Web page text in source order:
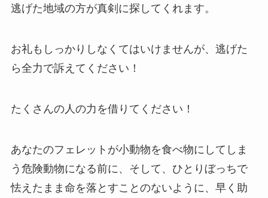
逃げた地域の方が真剣に探してくれます。
お礼もしっかりしなくてはいけませんが、逃げた
ら全力で訴えてください！
たくさんの人の力を借りてください！
あなたのフェレットが小動物を食べ物にしてしま
う危険動物になる前に、そして、ひとりぼっちで
怯えたまま命を落とすことのないように、早く助